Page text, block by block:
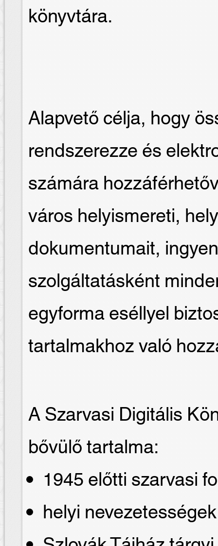
könyvtára.
Alapvető célja, hogy
rendszerezze és
számára
város helyismereti,
dokumentumait,
szolgáltatásként
egyforma eséllyel
tartalmakhoz való
A Szarvasi Digitális
bővülő tartalma:
1945 előtti szarvasi
helyi